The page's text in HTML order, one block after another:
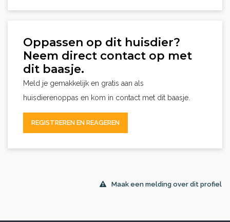
Oppassen op dit huisdier?
Neem direct contact op met
dit baasje.
Meld je gemakkelijk en gratis aan als
huisdierenoppas en kom in contact met dit baasje.
REGISTREREN EN REAGEREN
Maak een melding over dit profiel